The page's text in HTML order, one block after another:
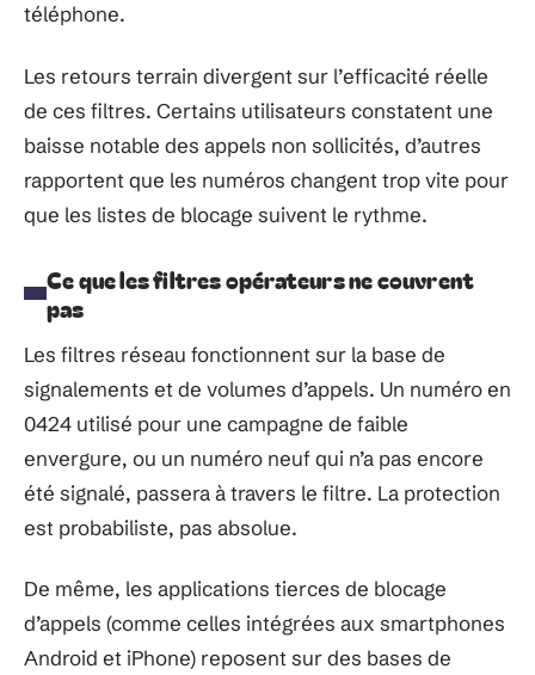
téléphone.
Les retours terrain divergent sur l’efficacité réelle
de ces filtres. Certains utilisateurs constatent une
baisse notable des appels non sollicités, d’autres
rapportent que les numéros changent trop vite pour
que les listes de blocage suivent le rythme.
Ce que les filtres opérateurs ne couvrent
pas
Les filtres réseau fonctionnent sur la base de
signalements et de volumes d’appels. Un numéro en
0424 utilisé pour une campagne de faible
envergure, ou un numéro neuf qui n’a pas encore
été signalé, passera à travers le filtre. La protection
est probabiliste, pas absolue.
De même, les applications tierces de blocage
d’appels (comme celles intégrées aux smartphones
Android et iPhone) reposent sur des bases de